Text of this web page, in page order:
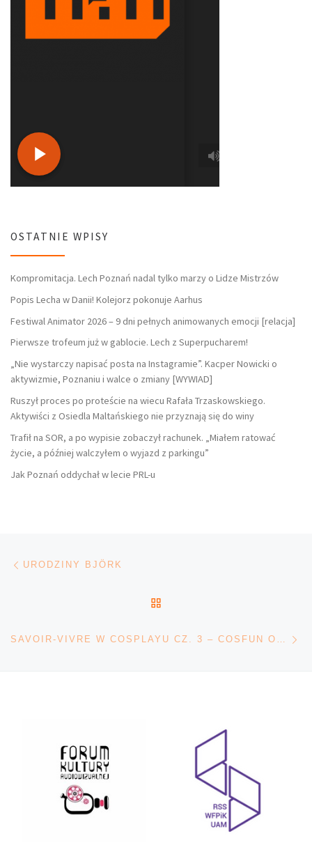
OSTATNIE WPISY
Kompromitacja. Lech Poznań nadal tylko marzy o Lidze Mistrzów
Popis Lecha w Danii! Kolejorz pokonuje Aarhus
Festiwal Animator 2026 – 9 dni pełnych animowanych emocji [relacja]
Pierwsze trofeum już w gablocie. Lech z Superpucharem!
„Nie wystarczy napisać posta na Instagramie”. Kacper Nowicki o
aktywizmie, Poznaniu i walce o zmiany [WYWIAD]
Ruszył proces po proteście na wiecu Rafała Trzaskowskiego.
Aktywiści z Osiedla Maltańskiego nie przyznają się do winy
Trafił na SOR, a po wypisie zobaczył rachunek. „Miałem ratować
życie, a później walczyłem o wyjazd z parkingu”
Jak Poznań oddychał w lecie PRL-u
Nawigacja wpisu
URODZINY BJÖRK
SAVOIR-VIVRE W COSPLAYU CZ. 3 – COSFUN OD A DO Z